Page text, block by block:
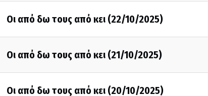
Οι από δω τους από κει (22/10/2025)
Οι από δω τους από κει (21/10/2025)
Οι από δω τους από κει (20/10/2025)